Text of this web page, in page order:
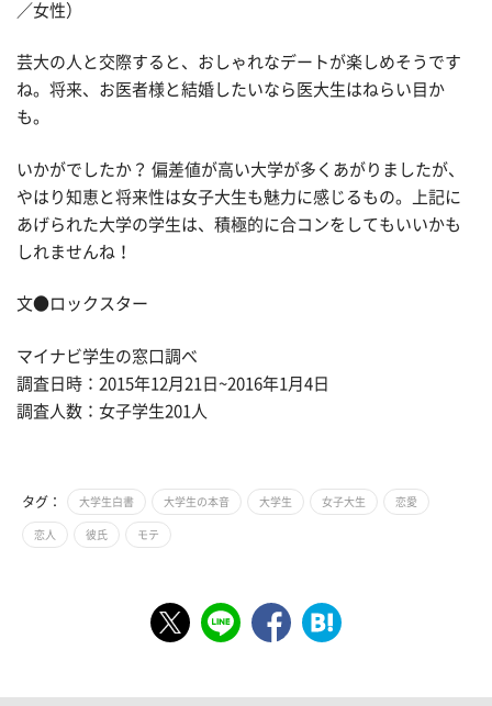
／女性）
芸大の人と交際すると、おしゃれなデートが楽しめそうです
ね。将来、お医者様と結婚したいなら医大生はねらい目か
も。
いかがでしたか？ 偏差値が高い大学が多くあがりましたが、
やはり知恵と将来性は女子大生も魅力に感じるもの。上記に
あげられた大学の学生は、積極的に合コンをしてもいいかも
しれませんね！
文●ロックスター
マイナビ学生の窓口調べ
調査日時：2015年12月21日~2016年1月4日
調査人数：女子学生201人
タグ： 大学生白書 大学生の本音 大学生 女子大生 恋愛
恋人 彼氏 モテ